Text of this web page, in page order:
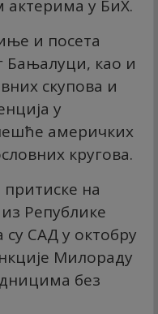
актерима у БиХ.
и посета
Бањалуци, као и
скупова и
у
америчких
кругова.
на
Републике
САД у октобру
Милораду
без